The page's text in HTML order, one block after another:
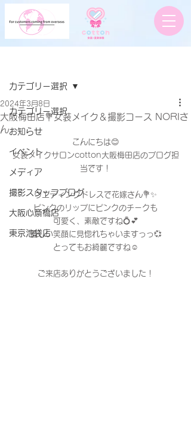
カテゴリー選択
お知らせ
イベント
メディア
撮影スタッフブログ
大阪心斎橋店
東京池袋店
カテゴリー選択
大阪梅田店💐女装メイク＆撮影コース NORIさ
ん
2024年3月8日
こんにちは😊
女装メイクサロンcotton大阪梅田店のブログ担
当です！
ウエディングドレスで花嫁さん💐✨
ピンクのリップにピンクのチークも
可愛く、素敵ですね💍💕
優しい笑顔に見惚れちゃいますっっ💞
とってもお綺麗ですね☺️
ご来店ありがとうございました！